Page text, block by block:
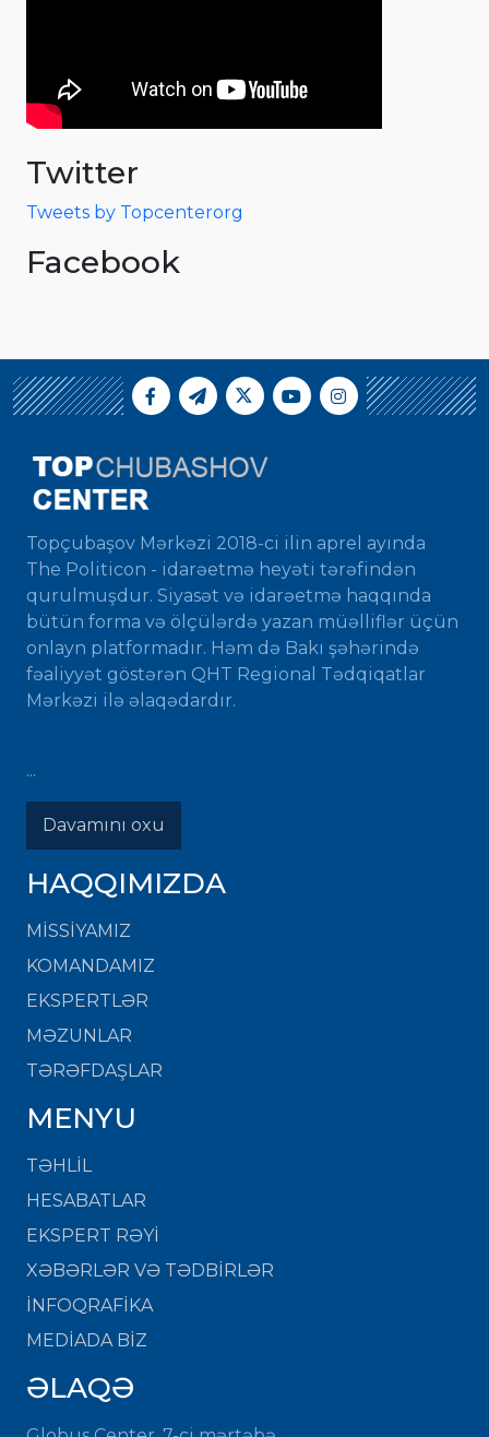
Twitter
Tweets by Topcenterorg
Facebook
Topçubaşov Mərkəzi 2018-ci ilin aprel ayında
The Politicon - idarəetmə heyəti tərəfindən
qurulmuşdur. Siyasət və idarəetmə haqqında
bütün forma və ölçülərdə yazan müəlliflər üçün
onlayn platformadır. Həm də Bakı şəhərində
fəaliyyət göstərən QHT Regional Tədqiqatlar
Mərkəzi ilə əlaqədardır.
...
Davamını oxu
HAQQIMIZDA
MISSIYAMIZ
KOMANDAMIZ
EKSPERTLƏR
MƏZUNLAR
TƏRƏFDAŞLAR
MENYU
TƏHLİL
HESABATLAR
EKSPERT RƏYİ
XƏBƏRLƏR VƏ TƏDBİRLƏR
İNFOQRAFİKA
MEDİADA BİZ
ƏLAQƏ